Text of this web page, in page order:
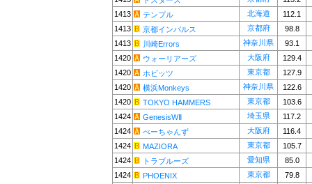
1413
テンプル 北海道
112.1
1413
京都インパルス 京都府
98.8
1413
川崎Errors 神奈川県
93.1
1420
ウォーリアーズ 大阪府
129.4
1420
ホビッツ 東京都
127.9
1420
横浜Monkeys 神奈川県
122.6
1420
TOKYO HAMMERS 東京都
103.6
1424
GenesisWⅡ 埼玉県
117.2
1424
べーちゃんず 大阪府
116.4
1424
MAZIORA 東京都
105.7
1424
トラブルーズ 愛知県
85.0
1424
PHOENIX 東京都
79.8